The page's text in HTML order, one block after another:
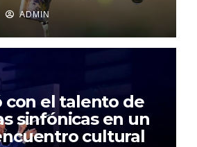
ADMIN
con el talento de
sinfónicas en un
cultural